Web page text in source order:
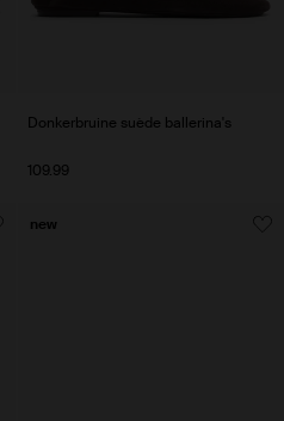
Donkerbruine suède ballerina's
109.99
new